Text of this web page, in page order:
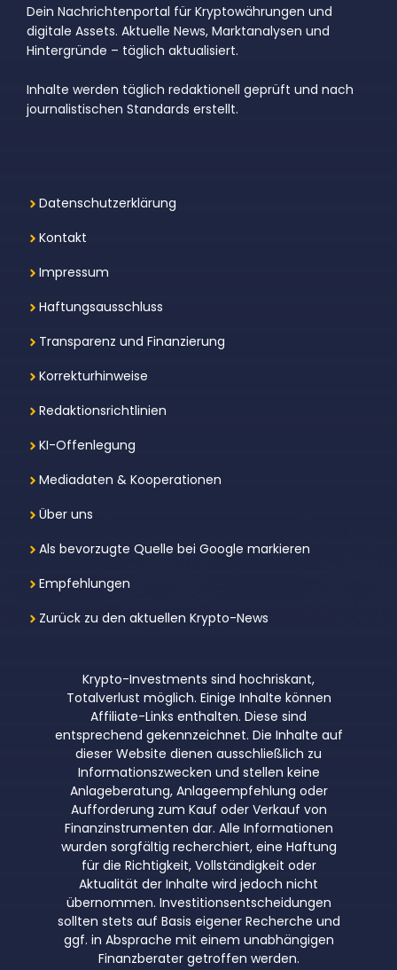
Dein Nachrichtenportal für Kryptowährungen und
digitale Assets. Aktuelle News, Marktanalysen und
Hintergründe – täglich aktualisiert.
Inhalte werden täglich redaktionell geprüft und nach
journalistischen Standards erstellt.
Datenschutzerklärung
Kontakt
Impressum
Haftungsausschluss
Transparenz und Finanzierung
Korrekturhinweise
Redaktionsrichtlinien
KI-Offenlegung
Mediadaten & Kooperationen
Über uns
Als bevorzugte Quelle bei Google markieren
Empfehlungen
Zurück zu den aktuellen Krypto-News
Krypto-Investments sind hochriskant,
Totalverlust möglich. Einige Inhalte können
Affiliate-Links enthalten. Diese sind
entsprechend gekennzeichnet. Die Inhalte auf
dieser Website dienen ausschließlich zu
Informationszwecken und stellen keine
Anlageberatung, Anlageempfehlung oder
Aufforderung zum Kauf oder Verkauf von
Finanzinstrumenten dar. Alle Informationen
wurden sorgfältig recherchiert, eine Haftung
für die Richtigkeit, Vollständigkeit oder
Aktualität der Inhalte wird jedoch nicht
übernommen. Investitionsentscheidungen
sollten stets auf Basis eigener Recherche und
ggf. in Absprache mit einem unabhängigen
Finanzberater getroffen werden.